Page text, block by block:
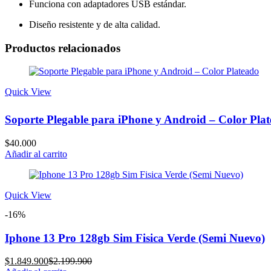
Funciona con adaptadores USB estándar.
Diseño resistente y de alta calidad.
Productos relacionados
Quick View
Soporte Plegable para iPhone y Android – Color
$40.000
Añadir al carrito
Quick View
-16%
Iphone 13 Pro 128gb Sim Fisica Verde (Semi Nuevo)
$1.849.900Current
$2.199.900Original